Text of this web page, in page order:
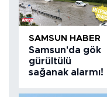
SAMSUN HABER
Samsun'da gök
gürültülü
sağanak alarmı!